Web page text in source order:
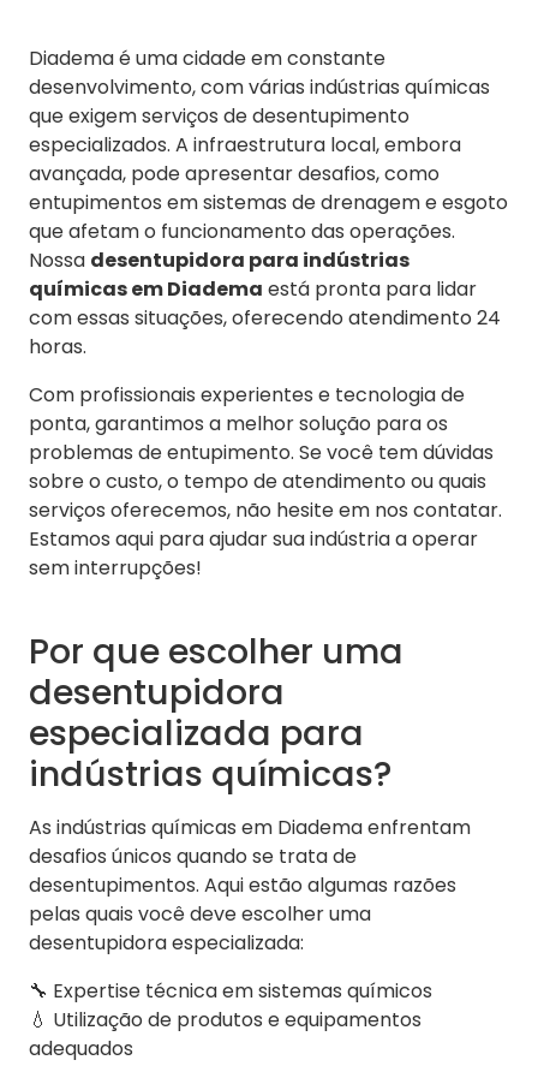
Diadema é uma cidade em constante
desenvolvimento, com várias indústrias químicas
que exigem serviços de desentupimento
especializados. A infraestrutura local, embora
avançada, pode apresentar desafios, como
entupimentos em sistemas de drenagem e esgoto
que afetam o funcionamento das operações.
Nossa desentupidora para indústrias
químicas em Diadema está pronta para lidar
com essas situações, oferecendo atendimento 24
horas.
Com profissionais experientes e tecnologia de
ponta, garantimos a melhor solução para os
problemas de entupimento. Se você tem dúvidas
sobre o custo, o tempo de atendimento ou quais
serviços oferecemos, não hesite em nos contatar.
Estamos aqui para ajudar sua indústria a operar
sem interrupções!
Por que escolher uma
desentupidora
especializada para
indústrias químicas?
As indústrias químicas em Diadema enfrentam
desafios únicos quando se trata de
desentupimentos. Aqui estão algumas razões
pelas quais você deve escolher uma
desentupidora especializada:
🔧 Expertise técnica em sistemas químicos
💧 Utilização de produtos e equipamentos
adequados